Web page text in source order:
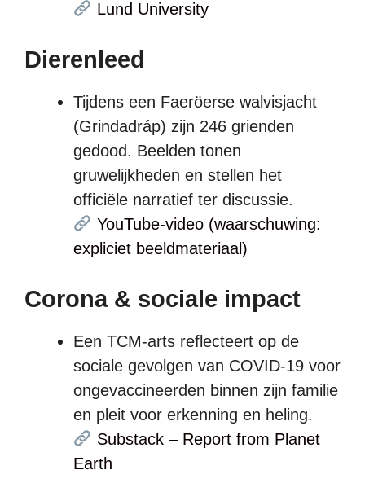
Lund University
Dierenleed
Tijdens een Faeröerse walvisjacht
(Grindadráp) zijn 246 grienden
gedood. Beelden tonen
gruwelijkheden en stellen het
officiële narratief ter discussie.
YouTube-video (waarschuwing:
expliciet beeldmateriaal)
Corona & sociale impact
Een TCM-arts reflecteert op de
sociale gevolgen van COVID-19 voor
ongevaccineerden binnen zijn familie
en pleit voor erkenning en heling.
Substack – Report from Planet
Earth